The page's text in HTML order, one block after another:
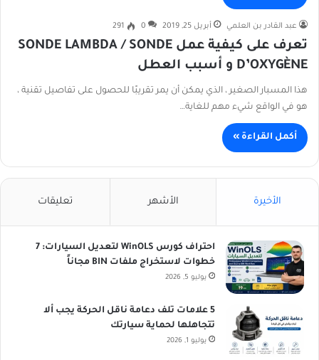
عبد القادر بن العلمي أبريل 25, 2019 0
291
تعرف على كيفية عمل SONDE LAMBDA / SONDE
D’OXYGÈNE و أسبب العطل
هذا المسبار الصغير ، الذي يمكن أن يمر تقريبًا للحصول على تفاصيل تقنية ،
هو في الواقع شيء مهم للغاية…
أكمل القراءة »
الأخيرة الأشهر تعليقات
احتراف كورس WinOLS لتعديل السيارات: 7
خطوات لاستخراج ملفات BIN مجاناً
يوليو 5, 2026
5 علامات تلف دعامة ناقل الحركة يجب ألا
تتجاهلها لحماية سيارتك
يوليو 1, 2026